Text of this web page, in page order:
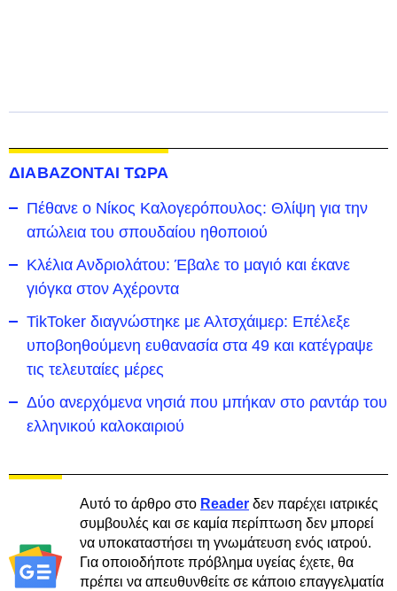
ΔΙΑΒΑΖΟΝΤΑΙ ΤΩΡΑ
Πέθανε ο Νίκος Καλογερόπουλος: Θλίψη για την
απώλεια του σπουδαίου ηθοποιού
Κλέλια Ανδριολάτου: Έβαλε το μαγιό και έκανε
γιόγκα στον Αχέροντα
TikToker διαγνώστηκε με Αλτσχάιμερ: Επέλεξε
υποβοηθούμενη ευθανασία στα 49 και κατέγραψε
τις τελευταίες μέρες
Δύο ανερχόμενα νησιά που μπήκαν στο ραντάρ του
ελληνικού καλοκαιριού
Αυτό το άρθρο στο Reader δεν παρέχει ιατρικές
συμβουλές και σε καμία περίπτωση δεν μπορεί
να υποκαταστήσει τη γνωμάτευση ενός ιατρού.
Για οποιοδήποτε πρόβλημα υγείας έχετε, θα
πρέπει να απευθυνθείτε σε κάποιο επαγγελματία